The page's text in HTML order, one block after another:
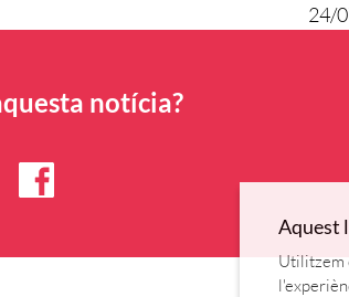
24/
notícia?
Aquest
Utilitzem